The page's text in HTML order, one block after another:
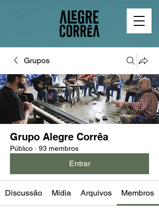
Grupos
Grupo Alegre Corrêa
Público · 93 membros
Entrar
Discussão Mídia Arquivos Membros